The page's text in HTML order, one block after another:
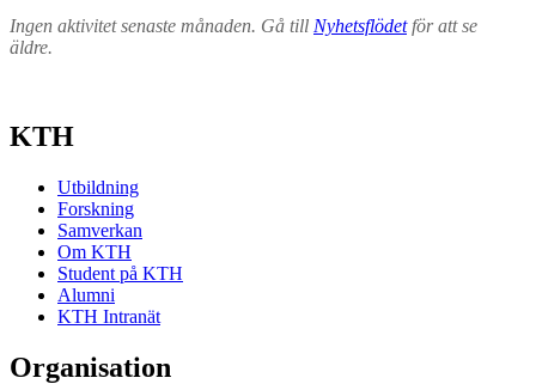
Ingen aktivitet senaste månaden. Gå till Nyhetsflödetför att se
äldre.
KTH
Utbildning
Forskning
Samverkan
Om KTH
Student på KTH
Alumni
KTH Intranät
Organisation